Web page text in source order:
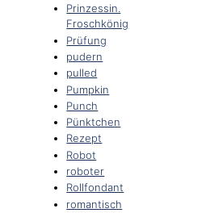
Prinzessin.
Froschkönig
Prüfung
pudern
pulled
Pumpkin
Punch
Pünktchen
Rezept
Robot
roboter
Rollfondant
romantisch